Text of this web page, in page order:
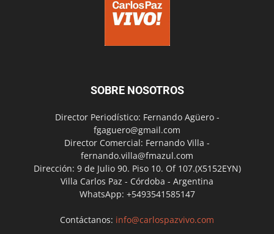
SOBRE NOSOTROS
Director Periodístico: Fernando Agüero -
fgaguero@gmail.com
Director Comercial: Fernando Villa -
fernando.villa@fmazul.com
Dirección: 9 de Julio 90. Piso 10. Of 107.(X5152EYN)
Villa Carlos Paz - Córdoba - Argentina
WhatsApp: +5493541585147
Contáctanos: info@carlospazvivo.com